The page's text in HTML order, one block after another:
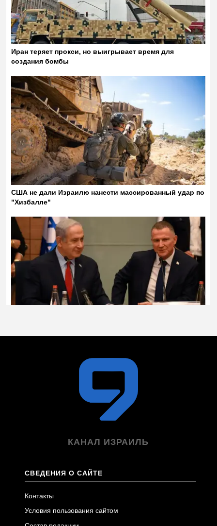
КАНАЛ ИЗРАИЛЬ
СВЕДЕНИЯ О САЙТЕ
Контакты
Условия пользования сайтом